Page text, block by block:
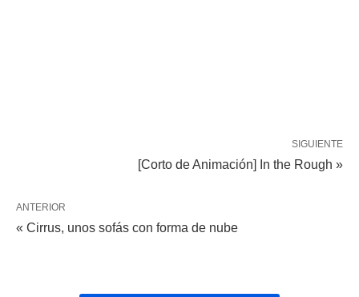
SIGUIENTE
[Corto de Animación] In the Rough »
ANTERIOR
« Cirrus, unos sofás con forma de nube